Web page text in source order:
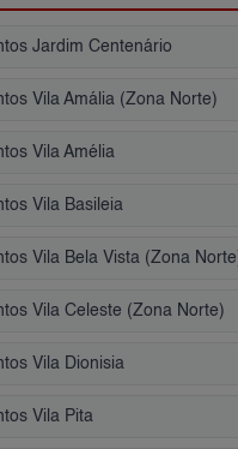
Jardim Centenário
Vila Amália (Zona Norte)
Vila Amélia
Vila Basileia
Vila Bela Vista (Zona
Vila Celeste (Zona Norte)
Vila Dionisia
Vila Pita